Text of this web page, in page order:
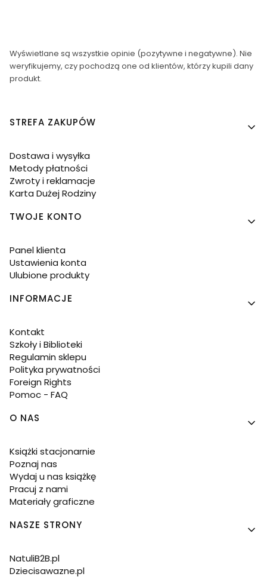
Wyświetlane są wszystkie opinie (pozytywne i negatywne). Nie
weryfikujemy, czy pochodzą one od klientów, którzy kupili dany
produkt.
Linki w stopce
STREFA ZAKUPÓW
Dostawa i wysyłka
Metody płatności
Zwroty i reklamacje
Karta Dużej Rodziny
TWOJE KONTO
Panel klienta
Ustawienia konta
Ulubione produkty
INFORMACJE
Kontakt
Szkoły i Biblioteki
Regulamin sklepu
Polityka prywatności
Foreign Rights
Pomoc - FAQ
O NAS
Książki stacjonarnie
Poznaj nas
Wydaj u nas książkę
Pracuj z nami
Materiały graficzne
NASZE STRONY
NatuliB2B.pl
Dziecisawazne.pl